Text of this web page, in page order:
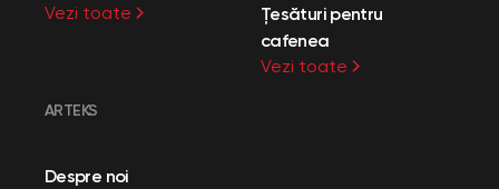
Vezi toate
Țesături pentru
cafenea
Vezi toate
ARTEKS
Despre noi